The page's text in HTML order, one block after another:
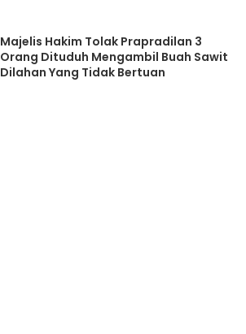
Majelis Hakim Tolak Prapradilan 3
Orang Dituduh Mengambil Buah Sawit
Dilahan Yang Tidak Bertuan